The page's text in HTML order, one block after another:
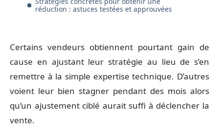
réduction : astuces testées et approuvées
Certains vendeurs obtiennent pourtant gain de
cause en ajustant leur stratégie au lieu de s’en
remettre à la simple expertise technique. D’autres
voient leur bien stagner pendant des mois alors
qu’un ajustement ciblé aurait suffi à déclencher la
vente.